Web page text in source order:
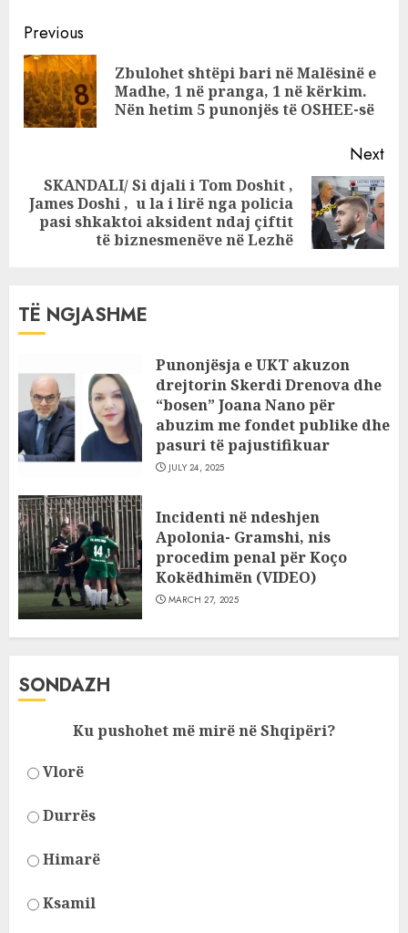
përplasen dy
automjete, shkak
dyshohet…
Continue
Reading
Previous
Zbulohet shtëpi bari në Malësinë e
Madhe, 1 në pranga, 1 në kërkim.
Nën hetim 5 punonjës të OSHEE-së
Next
Next
post:
SKANDALI/ Si djali i Tom Doshit ,
James Doshi , u la i lirë nga policia
pasi shkaktoi aksident ndaj çiftit
të biznesmenëve në Lezhë
TË NGJASHME
Punonjësja e UKT akuzon
drejtorin Skerdi Drenova dhe
“bosen” Joana Nano për
abuzim me fondet publike dhe
pasuri të pajustifikuar
JULY 24, 2025
Incidenti në ndeshjen
Apolonia- Gramshi, nis
procedim penal për Koço
Kokëdhimën (VIDEO)
MARCH 27, 2025
SONDAZH
Ku pushohet më mirë në Shqipëri?
Vlorë
Durrës
Himarë
Ksamil